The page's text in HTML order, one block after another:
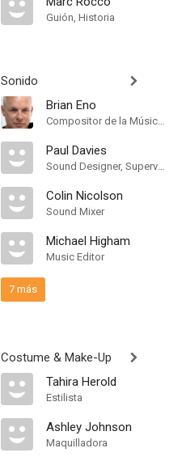
Guión, Historia
Sonido
Brian Eno
Compositor de la Música Original
Paul Davies
Sound Designer, Supervising Sound Editor
Colin Nicolson
Sound Mixer
Michael Higham
Music Editor
7 más
Costume & Make-Up
Tahira Herold
Estilista
Ashley Johnson
Maquilladora